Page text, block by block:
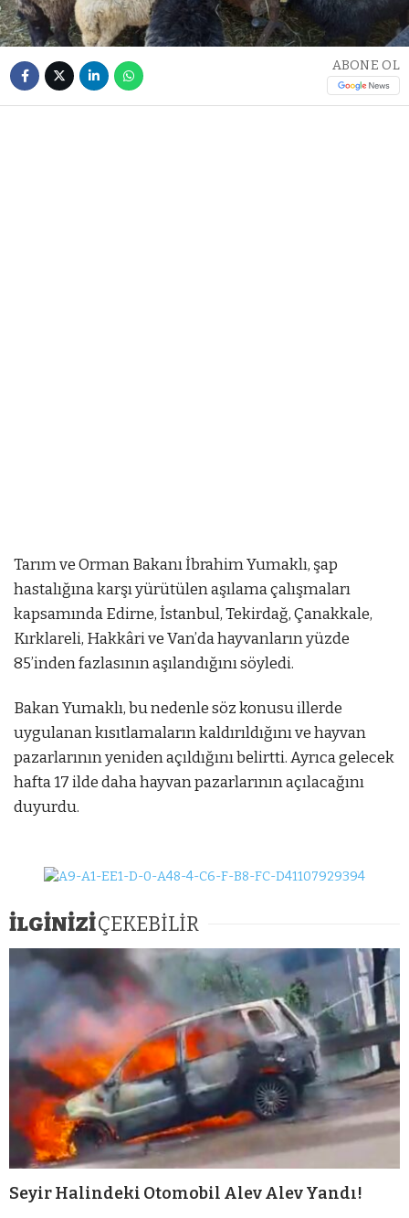
ABONE OL
Tarım ve Orman Bakanı İbrahim Yumaklı, şap
hastalığına karşı yürütülen aşılama çalışmaları
kapsamında Edirne, İstanbul, Tekirdağ, Çanakkale,
Kırklareli, Hakkâri ve Van’da hayvanların yüzde
85’inden fazlasının aşılandığını söyledi.
mostbetmostbet azmostbet mostbet azmostbet az
Bakan Yumaklı, bu nedenle söz konusu illerde
uygulanan kısıtlamaların kaldırıldığını ve hayvan
pazarlarının yeniden açıldığını belirtti. Ayrıca gelecek
hafta 17 ilde daha hayvan pazarlarının açılacağını
duyurdu.
İLGİNİZİÇEKEBİLİR
Seyir Halindeki Otomobil Alev Alev Yandı!